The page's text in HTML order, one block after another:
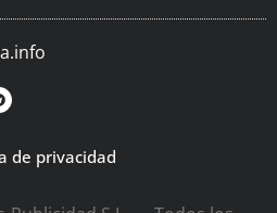
de privacidad